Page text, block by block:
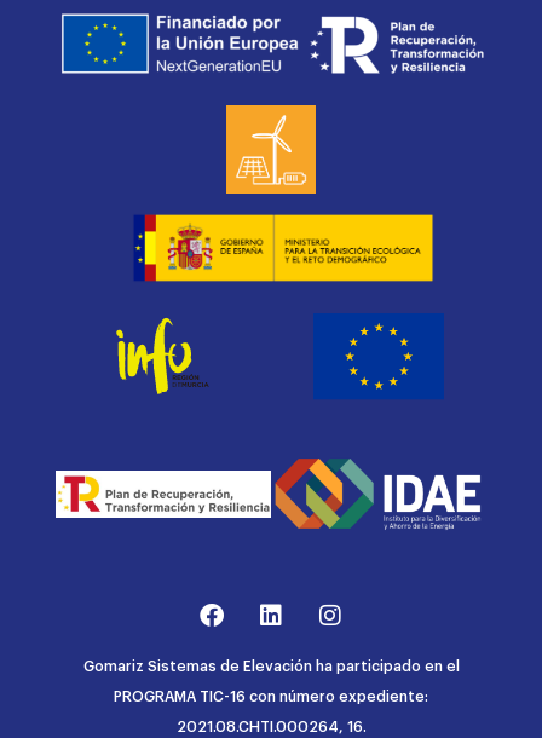
Gomariz Sistemas de Elevación ha participado en el
PROGRAMA TIC-16 con número expediente:
2021.08.CHTI.000264, 16.